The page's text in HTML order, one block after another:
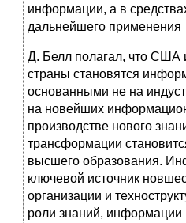
информации, а в
дальнейшего применения
Д. Белл полагал, что США
страны становятся
основанными не на
на новейших
производстве нового
трансформации
высшего образования.
ключевой источник
организации и
роли знаний, информации